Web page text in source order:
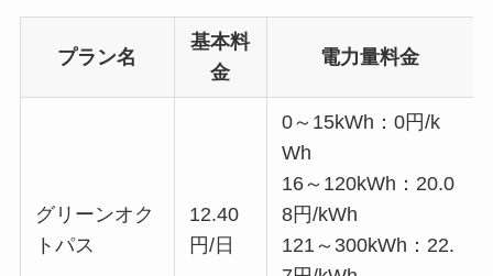
プラン名
基本料
金
電力量料金
グリーンオク
トパス
12.40
円/日
0～15kWh：0円/k
Wh
16～120kWh：20.0
8円/kWh
121～300kWh：22.